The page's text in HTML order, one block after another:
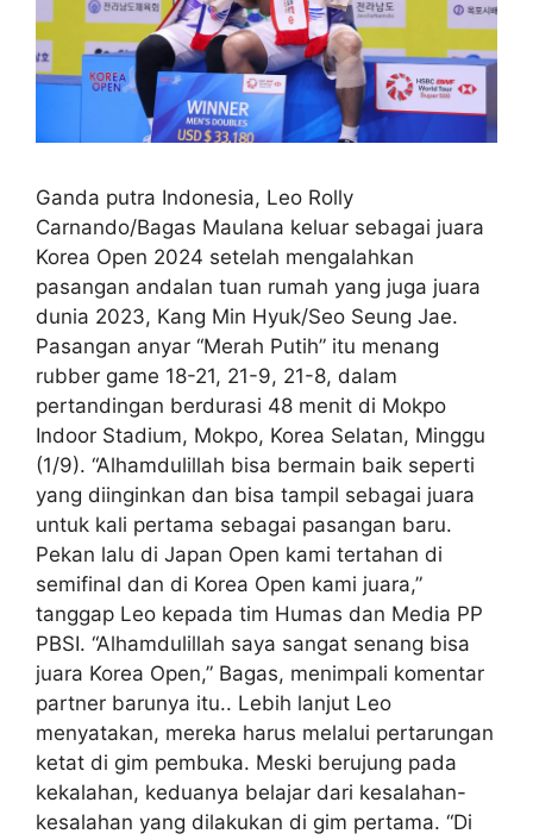
Ganda putra Indonesia, Leo Rolly
Carnando/Bagas Maulana keluar sebagai juara
Korea Open 2024 setelah mengalahkan
pasangan andalan tuan rumah yang juga juara
dunia 2023, Kang Min Hyuk/Seo Seung Jae.
Pasangan anyar “Merah Putih” itu menang
rubber game 18-21, 21-9, 21-8, dalam
pertandingan berdurasi 48 menit di Mokpo
Indoor Stadium, Mokpo, Korea Selatan, Minggu
(1/9). “Alhamdulillah bisa bermain baik seperti
yang diinginkan dan bisa tampil sebagai juara
untuk kali pertama sebagai pasangan baru.
Pekan lalu di Japan Open kami tertahan di
semifinal dan di Korea Open kami juara,”
tanggap Leo kepada tim Humas dan Media PP
PBSI. “Alhamdulillah saya sangat senang bisa
juara Korea Open,” Bagas, menimpali komentar
partner barunya itu.. Lebih lanjut Leo
menyatakan, mereka harus melalui pertarungan
ketat di gim pembuka. Meski berujung pada
kekalahan, keduanya belajar dari kesalahan-
kesalahan yang dilakukan di gim pertama. “Di